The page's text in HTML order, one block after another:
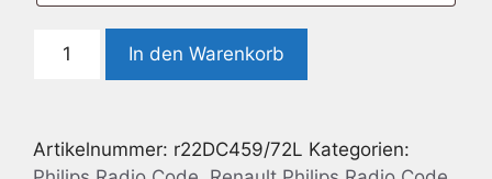
Code
Renault
In den Warenkorb
Artikelnummer: r22DC459/72L Kategorien: